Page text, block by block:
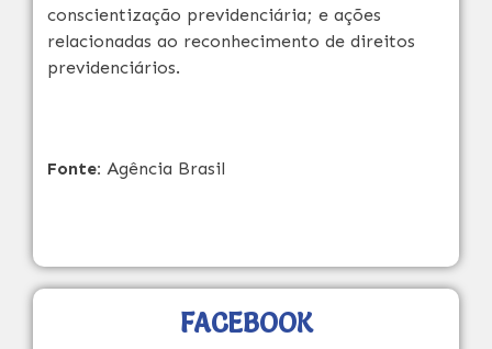
conscientização previdenciária; e ações
relacionadas ao reconhecimento de direitos
previdenciários.
Fonte: Agência Brasil
FACEBOOK